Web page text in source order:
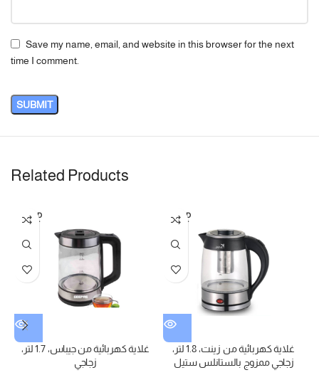
Save my name, email, and website in this browser for the next
time I comment.
Related Products
SOLD
OUT
غلاية كهربائية من جيباس، 1.7 لتر،
زجاجي
SOLD
OUT
غلاية كهربائية من زينت، 1.8 لتر،
زجاجي ممزوج بالستانلس ستيل